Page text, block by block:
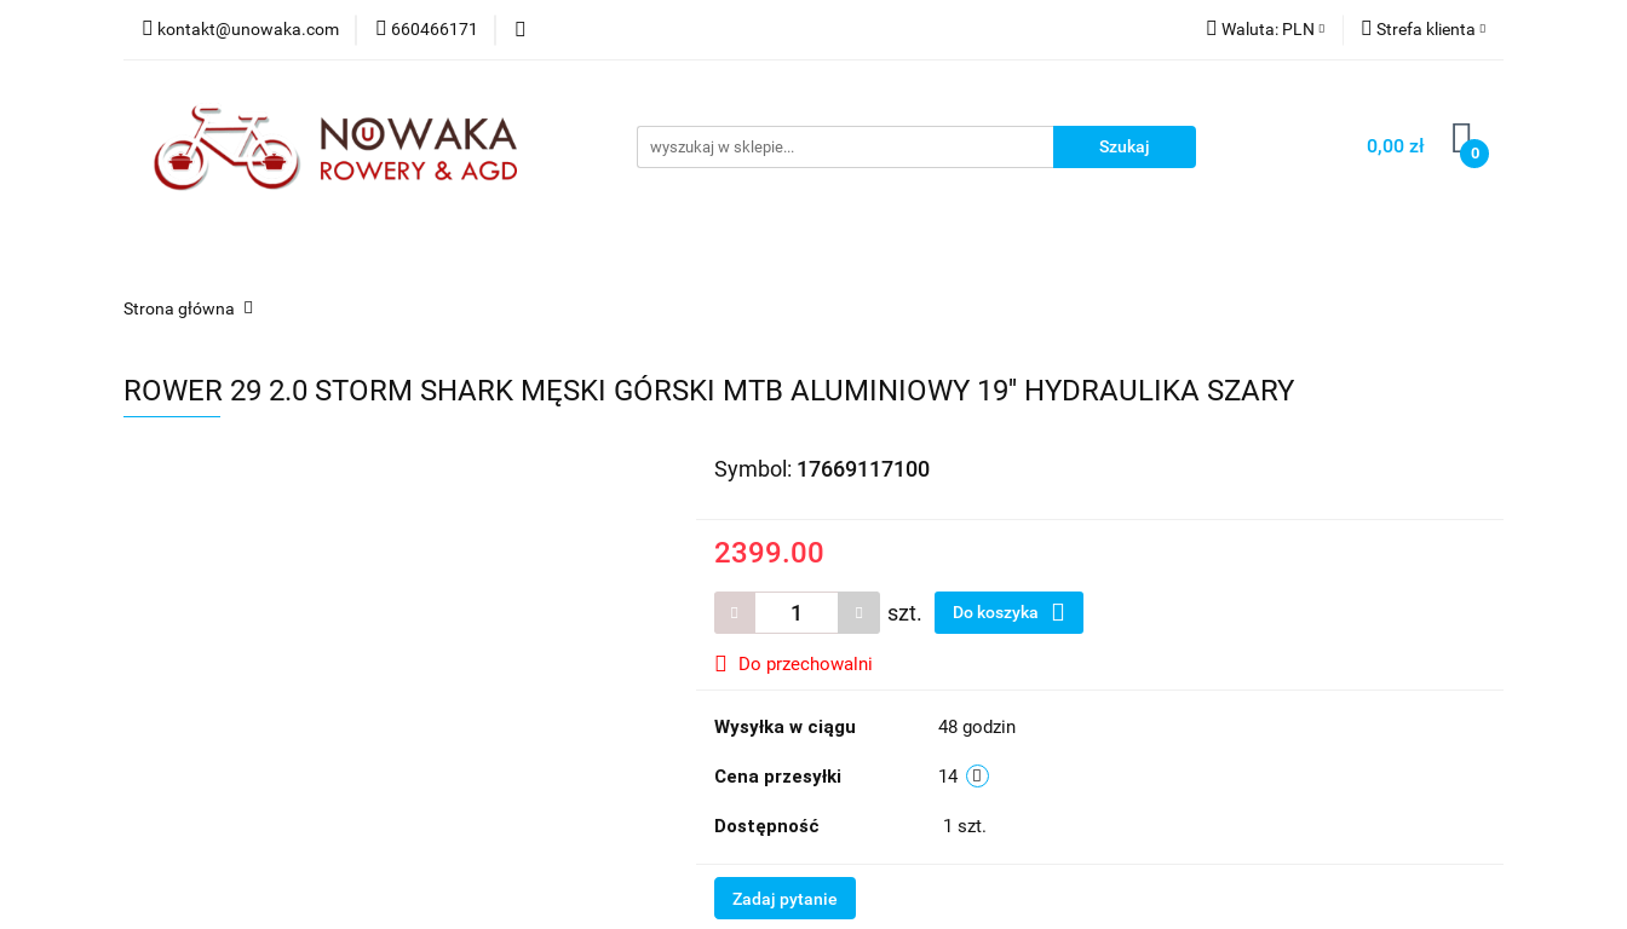
kontakt@unowaka.com 660466171 Waluta: PLN Strefa klienta
Zarejestruj się
Dodaj zgłoszenie
0,00 zł 0
Strona główna
ROWER 29 2.0 STORM SHARK MĘSKI GÓRSKI MTB ALUMINIOWY 19'' HYDRAULIKA SZARY
Symbol: 17669117100
2399.00
szt. Do koszyka
Do przechowalni
Wysyłka w ciągu 48 godzin
Cena przesyłki 14
Dostępność 1 szt.
Zadaj pytanie